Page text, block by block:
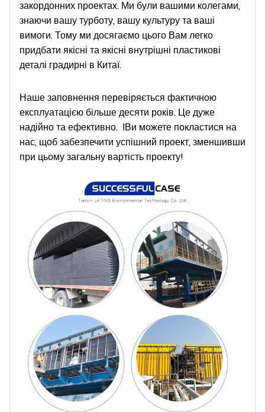
закордонних проектах. Ми були вашими колегами,
знаючи вашу турботу, вашу культуру та ваші
вимоги. Тому ми досягаємо цього Вам легко
придбати якісні та якісні внутрішні пластикові
деталі градирні в Китаї.
Наше заповнення перевіряється фактичною
експлуатацією більше десяти років. Це дуже
надійно та ефективно. ІВи можете покластися на
нас, щоб забезпечити успішний проект, зменшивши
при цьому загальну вартість проекту!